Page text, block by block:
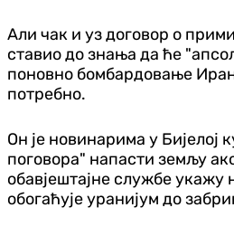
Али чак и уз договор о
ставио до знања да ће
поновно бомбардовање
потребно.
Он је новинарима у Бијелој
поговора" напасти земљу
обавјештајне службе укажу
обогаћује уранијум до